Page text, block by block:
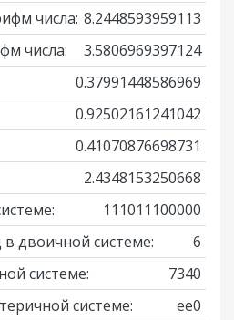
числа: 8.2448593959113
числа:
3.5806969397124
0.37991448586969
0.92502161241042
0.41070876698731
2.4348153250668
111011100000
двоичной системе:
6
системе:
7340
системе:
ee0